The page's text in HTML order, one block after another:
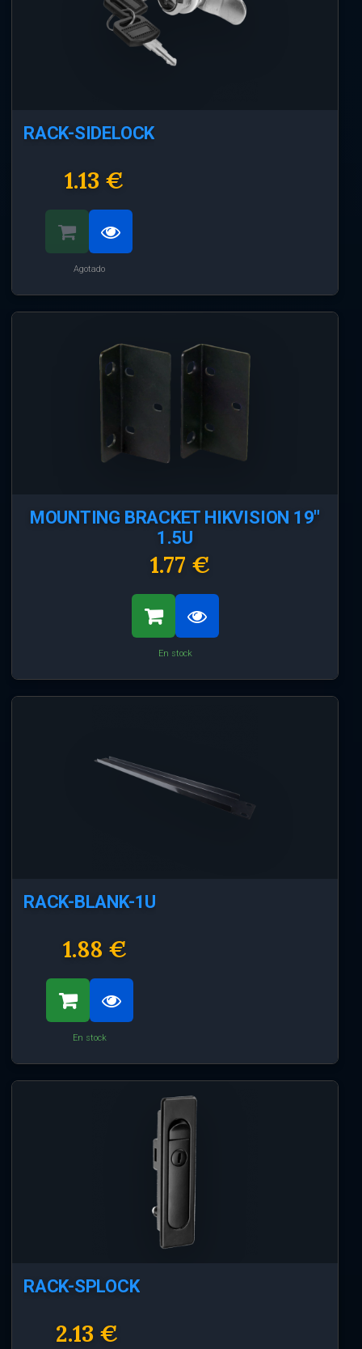
RACK-SIDELOCK
1.13 €
Agotado
MOUNTING BRACKET HIKVISION 19"
1.5U
1.77 €
En stock
RACK-BLANK-1U
1.88 €
En stock
RACK-SPLOCK
2.13 €